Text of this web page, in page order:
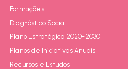
Formações
Diagnóstico Social
Plano Estratégico 2020-2030
Planos de Iniciativas Anuais
Recursos e Estudos